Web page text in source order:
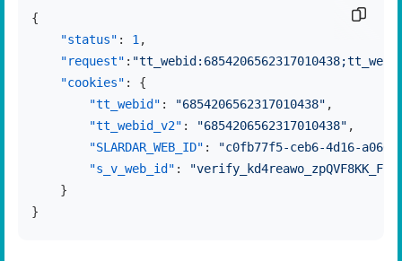
{
"status" : 1 ,
"request" :
"cookies" :
{
"tt_webid" : "6854206562317010438" ,
"tt_webid_v2" : "6854206562317010438" ,
"SLARDAR_WEB_ID" :
"c0fb77f5-ceb6-4d16-a066-
"s_v_web_id" :
    }
}
复制代